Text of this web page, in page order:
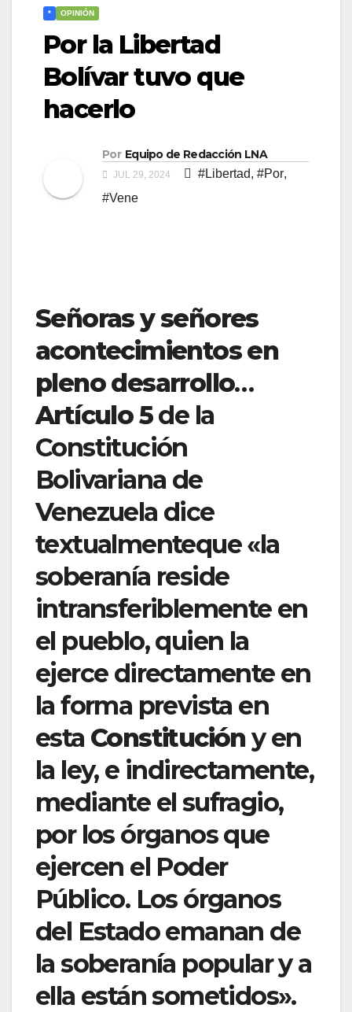
* OPINIÓN
Por la Libertad
Bolívar tuvo que
hacerlo
Por Equipo de Redacción LNA
JUL 29, 2024 #Libertad, #Por,
#Vene
Señoras y señores
acontecimientos en
pleno desarrollo…
Artículo 5de la
Constitución
Bolivariana de
Venezuela dice
textualmenteque «la
soberanía reside
intransferiblemente en
el pueblo, quien la
ejerce directamente en
la forma prevista en
esta Constitucióny en
la ley, e indirectamente,
mediante el sufragio,
por los órganos que
ejercen el Poder
Público. Los órganos
del Estado emanan de
la soberanía popular y a
ella están sometidos».